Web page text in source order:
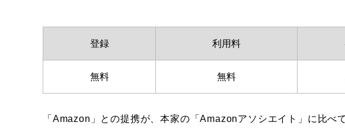
登録 利用料
無料 無料
「Amazon」との提携が、本家の「Amazonアソシエイト」に比べ